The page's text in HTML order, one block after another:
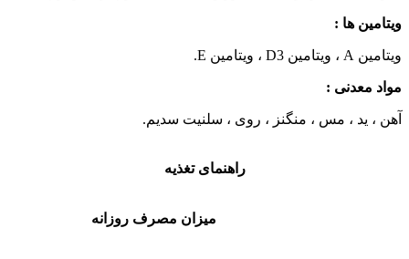
ویتامین ها :
ویتامین A ، ویتامین D3 ، ویتامین E.
مواد معدنی :
آهن ، ید ، مس ، منگنز ، روی ، سلنیت سدیم.
راهنمای تغذیه
میزان مصرف روزانه